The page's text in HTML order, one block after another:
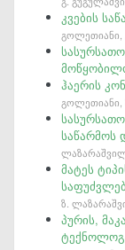
კვების
გოლეთიანი,
ჰაერის
გოლეთიანი,
საწარმოს
მატეს
ზ.
პურის,